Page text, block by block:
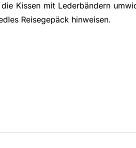
Kissen mit Lederbändern
Reisegepäck hinweisen.